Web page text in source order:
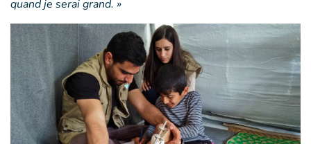
quand je serai grand. »